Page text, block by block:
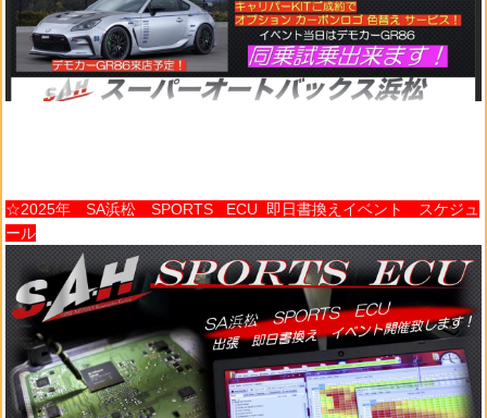
☆2025年 SA浜松 SPORTS ECU 即日書換えイベント スケジュ
ール